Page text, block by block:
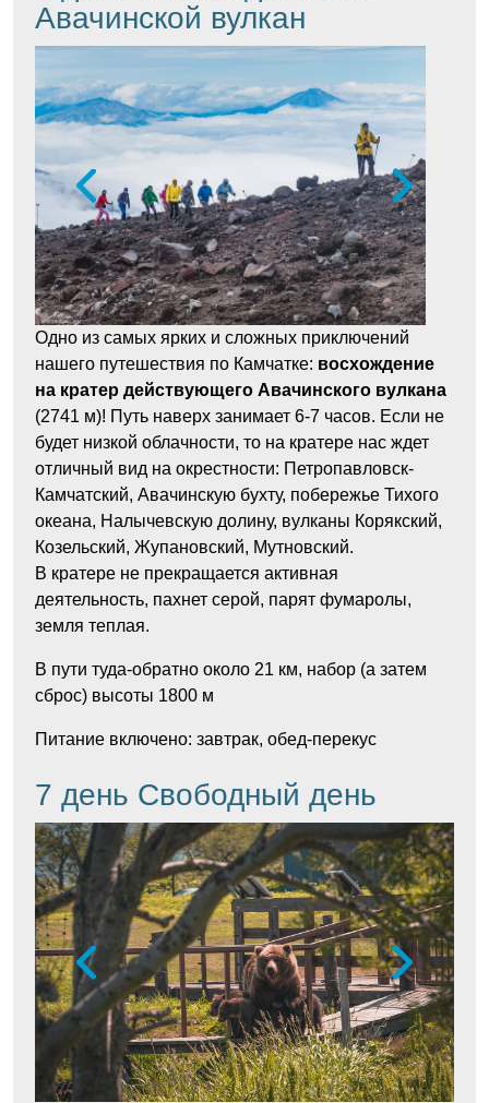
Авачинской вулкан
Одно из самых ярких и сложных приключений
нашего путешествия по Камчатке: восхождение
на кратер действующего Авачинского вулкана
(2741 м)! Путь наверх занимает 6-7 часов. Если не
будет низкой облачности, то на кратере нас ждет
отличный вид на окрестности: Петропавловск-
Камчатский, Авачинскую бухту, побережье Тихого
океана, Налычевскую долину, вулканы Корякский,
Козельский, Жупановский, Мутновский.
В кратере не прекращается активная
деятельность, пахнет серой, парят фумаролы,
земля теплая.
В пути туда-обратно около 21 км, набор (а затем
сброс) высоты 1800 м
Питание включено: завтрак, обед-перекус
7 день Свободный день